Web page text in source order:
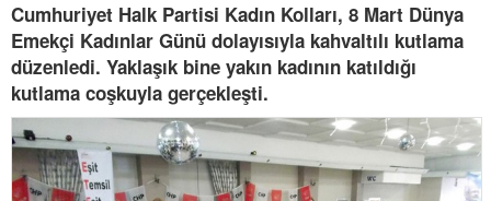
Cumhuriyet Halk Partisi Kadın Kolları, 8 Mart Dünya
Emekçi Kadınlar Günü dolayısıyla kahvaltılı kutlama
düzenledi. Yaklaşık bine yakın kadının katıldığı
kutlama coşkuyla gerçekleşti.